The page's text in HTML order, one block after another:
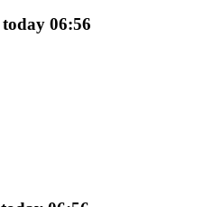
et des commissions de copy
06:56